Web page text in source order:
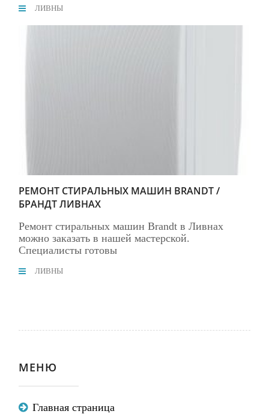
ЛИВНЫ
РЕМОНТ СТИРАЛЬНЫХ МАШИН BRANDT /
БРАНДТ ЛИВНАХ
Ремонт стиральных машин Brandt в Ливнах
можно заказать в нашей мастерской.
Специалисты готовы
ЛИВНЫ
МЕНЮ
Главная страница